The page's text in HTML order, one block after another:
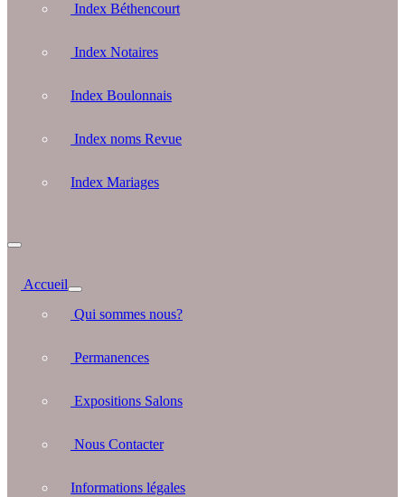
Index Béthencourt
Index Notaires
Index Boulonnais
Index noms Revue
Index Mariages
Accueil
Qui sommes nous?
Permanences
Expositions Salons
Nous Contacter
Informations légales